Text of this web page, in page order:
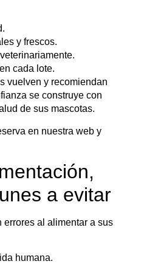
y frescos.
cada lote.
vuelven y recomiendan
se construye con
de sus mascotas.
en nuestra web y
a evitar
errores al alimentar a sus
humana.